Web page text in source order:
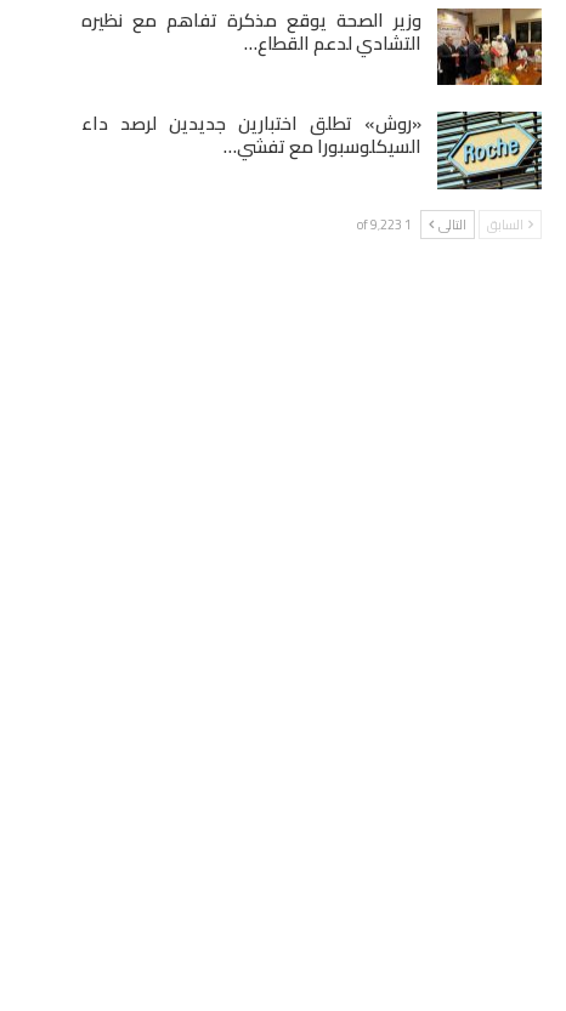
وزير الصحة يوقع مذكرة تفاهم مع نظيره
التشادي لدعم القطاع…
«روش» تطلق اختبارين جديدين لرصد داء
السيكلوسبورا مع تفشي…
السابق التالى 1 of 9٬223